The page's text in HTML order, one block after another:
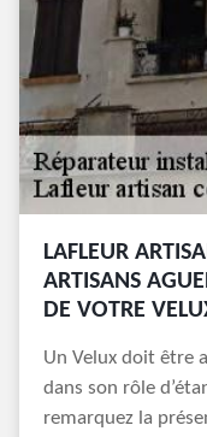
LAFLEUR
ARTISANS
DE VOTRE
Un Velux doit être
dans son rôle
remarquez la